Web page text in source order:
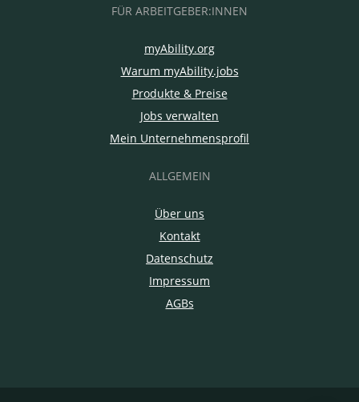
FÜR ARBEITGEBER:INNEN
myAbility.org
Warum myAbility.jobs
Produkte & Preise
Jobs verwalten
Mein Unternehmensprofil
ALLGEMEIN
Über uns
Kontakt
Datenschutz
Impressum
AGBs